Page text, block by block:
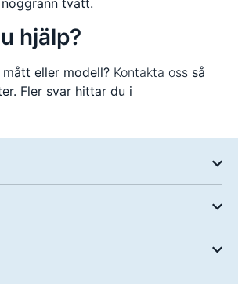
tvätt.
hjälp?
mått eller modell? Kontakta oss så
Fler svar hittar du i